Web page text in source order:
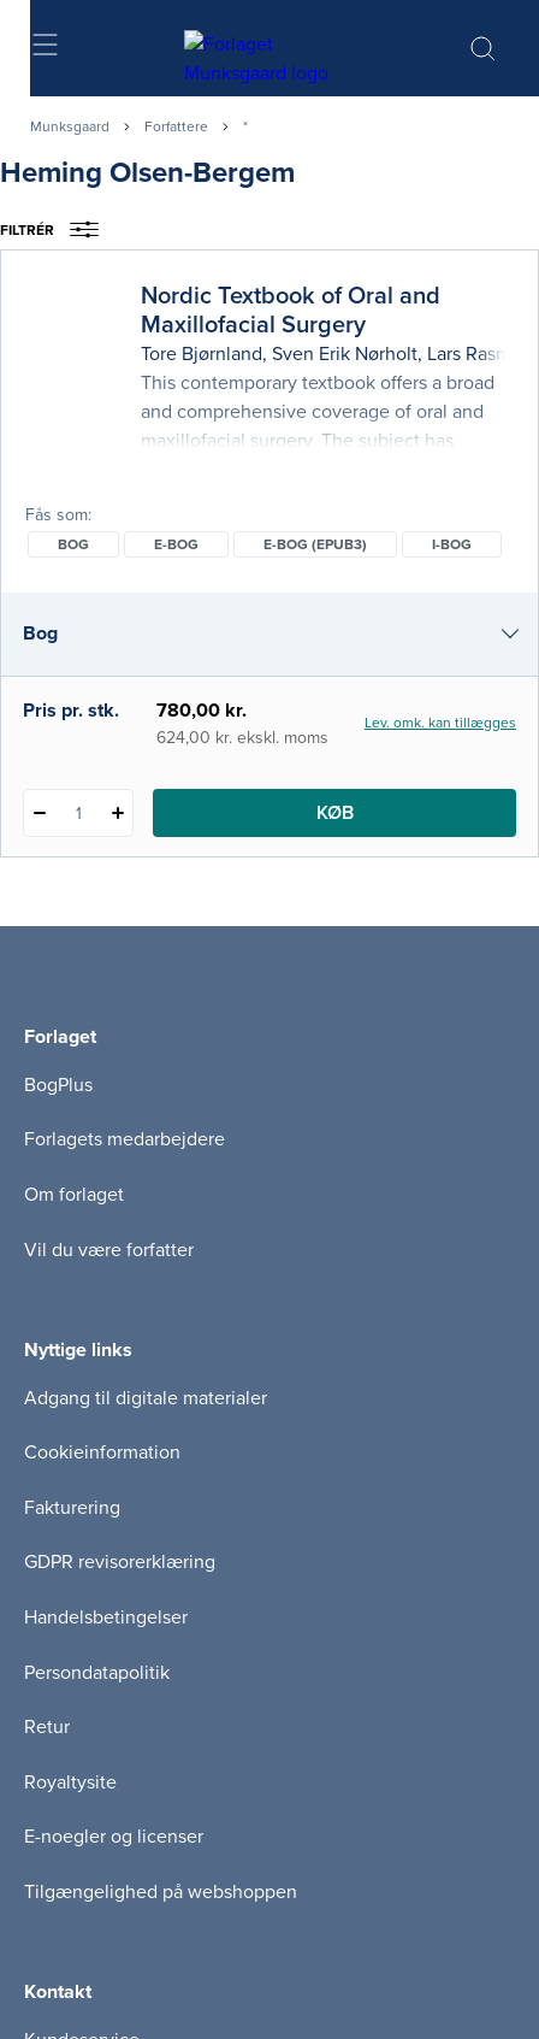
Søg
Munksgaard Forfattere *
Heming Olsen-Bergem
FILTRÉR
Nordic Textbook of Oral and
Maxillofacial Surgery
Tore Bjørnland, Sven Erik Nørholt, Lars
This contemporary textbook offers a broad
and comprehensive coverage of oral and
maxillofacial surgery. The subject has
Scandinavia’s top clinicians and researchers.
Fås som
BOG E-BOG E-BOG (EPUB3) I-BOG
Bog
e-bog
Pris pr. stk. 780,00 kr.
624,00 kr. ekskl. moms
Lev. omk. kan tillægges
1 KØB
Forlaget
BogPlus
Forlagets medarbejdere
Om forlaget
Vil du være forfatter
Nyttige links
Adgang til digitale materialer
Cookieinformation
Fakturering
GDPR revisorerklæring
Handelsbetingelser
Persondatapolitik
Retur
Royaltysite
E-noegler og licenser
Tilgængelighed på webshoppen
Kontakt